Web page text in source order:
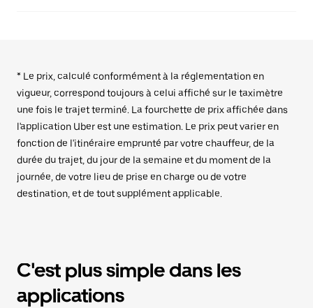
* Le prix, calculé conformément à la réglementation en
vigueur, correspond toujours à celui affiché sur le taximètre
une fois le trajet terminé. La fourchette de prix affichée dans
l'application Uber est une estimation. Le prix peut varier en
fonction de l'itinéraire emprunté par votre chauffeur, de la
durée du trajet, du jour de la semaine et du moment de la
journée, de votre lieu de prise en charge ou de votre
destination, et de tout supplément applicable.
C'est plus simple dans les
applications